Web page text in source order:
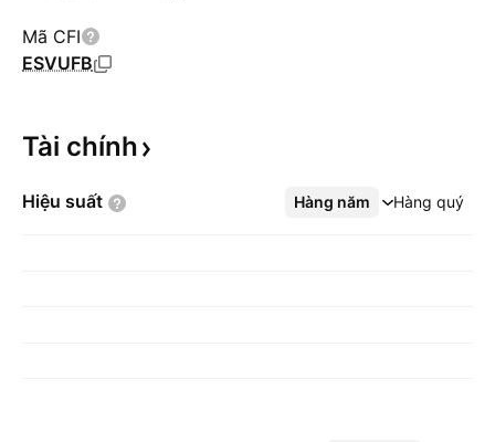
Mã CFI
ESVUFB
Tài chính
Hiệu suất Hàng năm Hàng quý
Xem thêm